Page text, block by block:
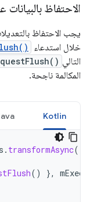
الاحتفاظ
يجب الاحتفاظ
خلال استدعاء
التالي
المكالمة ناجحة.
Kotlin
. transformAsync(
() },